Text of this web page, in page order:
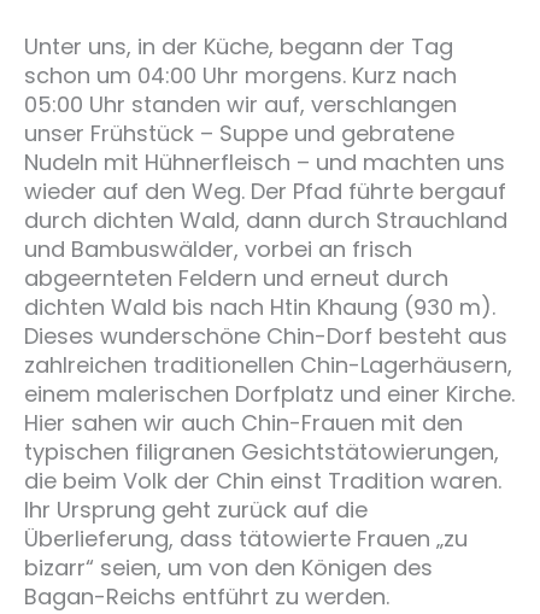
Unter uns, in der Küche, begann der Tag
schon um 04:00 Uhr morgens. Kurz nach
05:00 Uhr standen wir auf, verschlangen
unser Frühstück – Suppe und gebratene
Nudeln mit Hühnerfleisch – und machten uns
wieder auf den Weg. Der Pfad führte bergauf
durch dichten Wald, dann durch Strauchland
und Bambuswälder, vorbei an frisch
abgeernteten Feldern und erneut durch
dichten Wald bis nach Htin Khaung (930 m).
Dieses wunderschöne Chin-Dorf besteht aus
zahlreichen traditionellen Chin-Lagerhäusern,
einem malerischen Dorfplatz und einer Kirche.
Hier sahen wir auch Chin-Frauen mit den
typischen filigranen Gesichtstätowierungen,
die beim Volk der Chin einst Tradition waren.
Ihr Ursprung geht zurück auf die
Überlieferung, dass tätowierte Frauen „zu
bizarr“ seien, um von den Königen des
Bagan-Reichs entführt zu werden.